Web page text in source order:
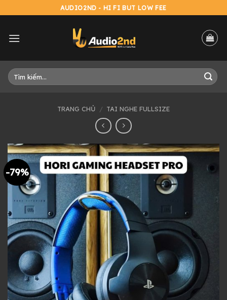
to
AUDIO2ND - HI FI BUT LOW FEE
Tìm
kiếm:
TRANG CHỦ / TAI NGHE FULLSIZE
-79%